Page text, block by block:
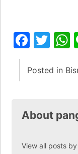
Posted in
About
View all posts